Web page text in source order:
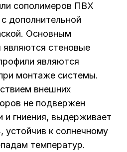
сополимеров ПВХ
дополнительной
Основным
стеновые
являются
монтаже системы.
внешних
не подвержен
и гниения, выдерживает
к солнечному
температур.